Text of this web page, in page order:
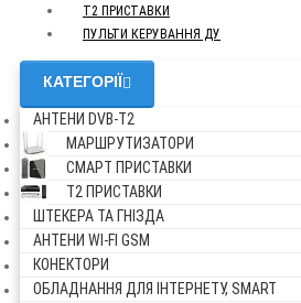
Т2 ПРИСТАВКИ
ПУЛЬТИ КЕРУВАННЯ ДУ
КАТЕГОРІЇ
АНТЕНИ DVB-Т2
МАРШРУТИЗАТОРИ
СМАРТ ПРИСТАВКИ
Т2 ПРИСТАВКИ
ШТЕКЕРА ТА ГНІЗДА
АНТЕНИ WI-FI GSM
КОНЕКТОРИ
ОБЛАДНАННЯ ДЛЯ ІНТЕРНЕТУ, SMART